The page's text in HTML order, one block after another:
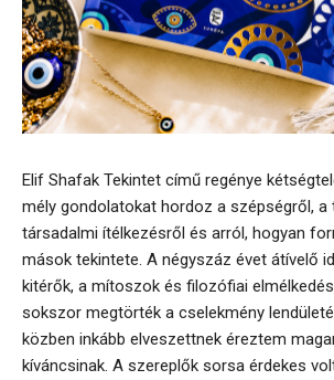
Elif Shafak Tekintet című regénye
mély gondolatokat hordoz a szépségről, a
társadalmi ítélkezésről és arról, hogyan
mások tekintete. A négyszáz évet átívelő
kitérők, a mítoszok és filozófiai
sokszor megtörték a cselekmény
közben inkább elveszettnek éreztem
kíváncsinak. A szereplők sorsa érdekes